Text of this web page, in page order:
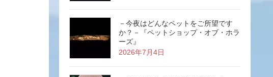
－今夜はどんなペットをご所望です
か？－『ペットショップ・オブ・ホラ
ーズ』
2026年7月4日